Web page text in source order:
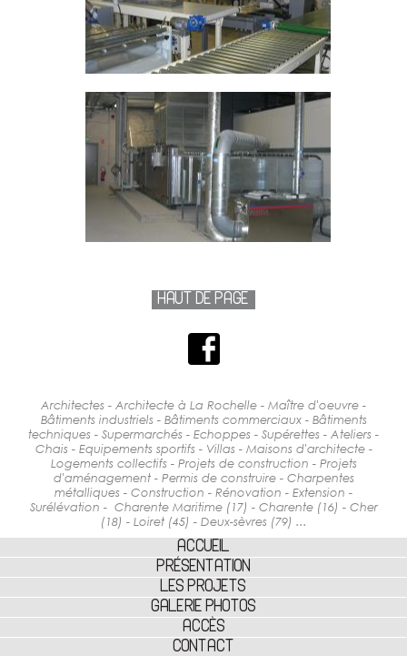
HAUT DE PAGE
Architectes - Architecte à La Rochelle - Maître d'oeuvre -
Bâtiments industriels - Bâtiments commerciaux - Bâtiments
techniques - Supermarchés - Echoppes - Supérettes - Ateliers -
Chais - Equipements sportifs - Villas - Maisons d'architecte -
Logements collectifs - Projets de construction - Projets
d'aménagement - Permis de construire - Charpentes
métalliques - Construction - Rénovation - Extension -
Surélévation - Charente Maritime (17) - Charente (16) - Cher
(18) - Loiret (45) - Deux-sèvres (79) ...
ACCUEIL
PRÉSENTATION
LES PROJETS
GALERIE PHOTOS
ACCÈS
CONTACT